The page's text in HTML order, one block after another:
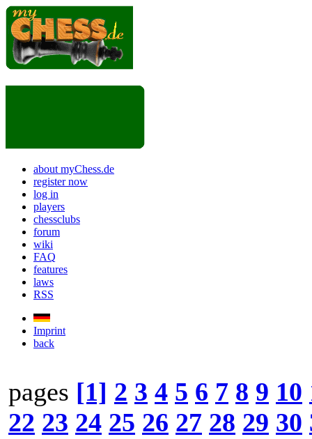
about myChess.de
register now
log in
players
chessclubs
forum
wiki
FAQ
features
laws
RSS
Imprint
back
pages [1] 2 3 4 5 6 7 8 9 10
22 23 24 25 26 27 28 29 30